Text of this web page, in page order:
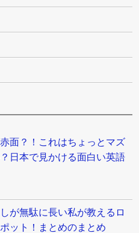
面？！これはちょっとマズ
日本で見かける面白い英語
が無駄に長い私が教えるロ
ット！まとめのまとめ